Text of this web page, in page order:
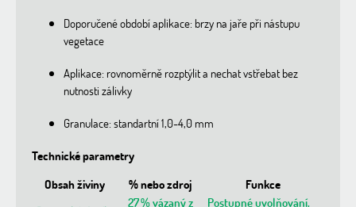
Doporučené období aplikace: brzy na jaře při nástupu
vegetace
Aplikace: rovnoměrně rozptýlit a nechat vstřebat bez
nutnosti zálivky
Granulace: standartní 1,0-4,0 mm
Technické parametry
Obsah živiny
% nebo zdroj
Funkce
27 % vázaný z
Postupné uvolňování,